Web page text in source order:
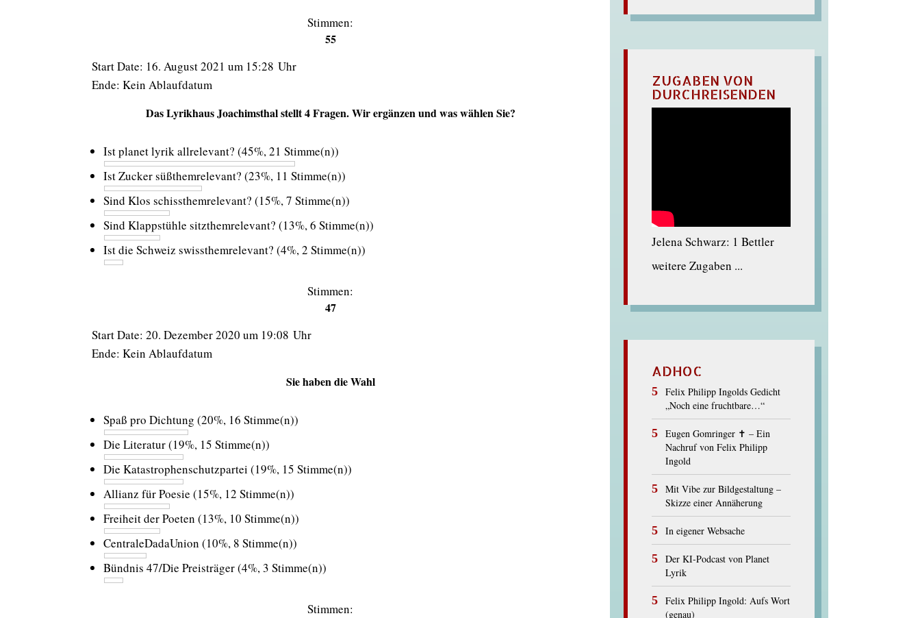
Stimmen:
55
Start Date: 16. August 2021 um 15:28 Uhr
Ende: Kein Ablaufdatum
Das Lyrikhaus Joachimsthal stellt 4 Fragen. Wir ergänzen und was wählen Sie?
Ist planet lyrik allrelevant?(45%, 21 Stimme(n))
Ist Zucker süßthemrelevant?(23%, 11 Stimme(n))
Sind Klos schissthemrelevant?(15%, 7 Stimme(n))
Sind Klappstühle sitzthemrelevant?(13%, 6 Stimme(n))
Ist die Schweiz swissthemrelevant?(4%, 2 Stimme(n))
Stimmen:
47
Start Date: 20. Dezember 2020 um 19:08 Uhr
Ende: Kein Ablaufdatum
Sie haben die Wahl
Spaß pro Dichtung(20%, 16 Stimme(n))
Die Literatur(19%, 15 Stimme(n))
Die Katastrophenschutzpartei(19%, 15 Stimme(n))
Allianz für Poesie(15%, 12 Stimme(n))
Freiheit der Poeten(13%, 10 Stimme(n))
CentraleDadaUnion(10%, 8 Stimme(n))
Bündnis 47/Die Preisträger(4%, 3 Stimme(n))
Stimmen:
ZUGABEN VON
DURCHREISENDEN
Jelena Schwarz: 1 Bettler
weitere Zugaben ...
ADHOC
Felix Philipp Ingolds Gedicht
„Noch eine fruchtbare…“
Eugen Gomringer ✝︎ – Ein
Nachruf von Felix Philipp
Ingold
Mit Vibe zur Bildgestaltung –
Skizze einer Annäherung
In eigener Websache
Der KI-Podcast von Planet
Lyrik
Felix Philipp Ingold: Aufs Wort
(genau)